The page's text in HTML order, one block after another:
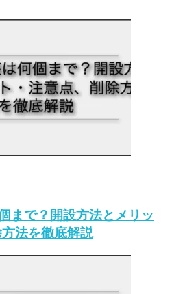
まで？開設方法とメリッ
方法を徹底解説